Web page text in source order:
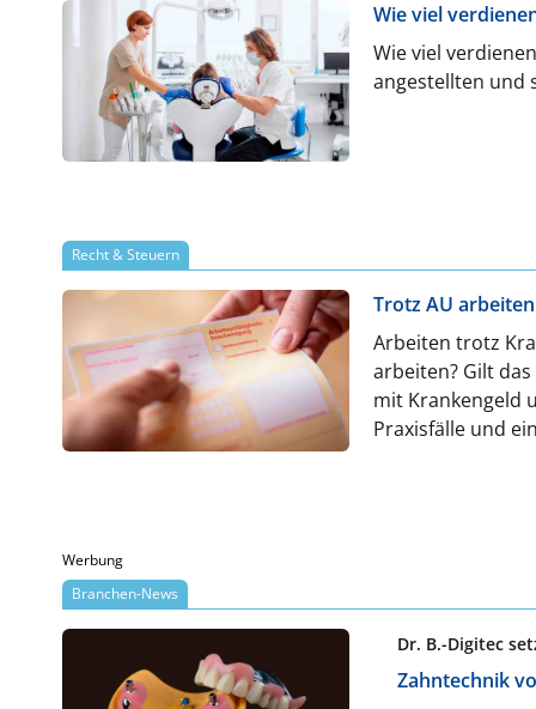
Wie viel
Wie viel
angestellten und
Recht & Steuern
Trotz AU
Arbeiten trotz
arbeiten? Gilt
mit Krankengeld
Praxisfälle und
Werbung
Branchen-News
Dr. B.-Digitec
Zahntechnik